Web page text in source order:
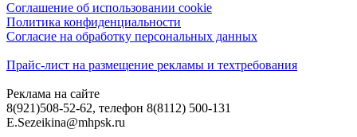
Соглашение об использовании cookie
Политика конфиденциальности
Согласие на обработку персональных данных
Прайс-лист на размещение рекламы и техтребования
Реклама на сайте
8(921)508-52-62, телефон 8(8112) 500-131
E.Sezeikina@mhpsk.ru